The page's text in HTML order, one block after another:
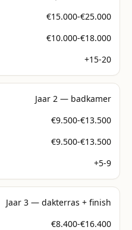
€15.000-€25.000
€10.000-€18.000
+15-20
Jaar 2 — badkamer
€9.500-€13.500
€9.500-€13.500
+5-9
Jaar 3 — dakterras + finish
€8.400-€16.400